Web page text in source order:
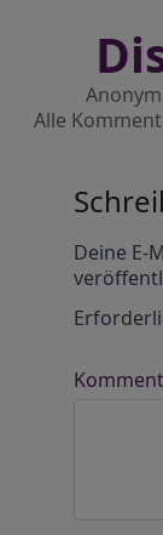
Alle
Deine E-